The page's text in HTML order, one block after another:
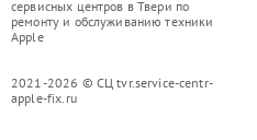
сервисных центров в Твери по
ремонту и обслуживанию техники
Apple
2021-2026 © СЦ tvr.service-centr-
apple-fix.ru